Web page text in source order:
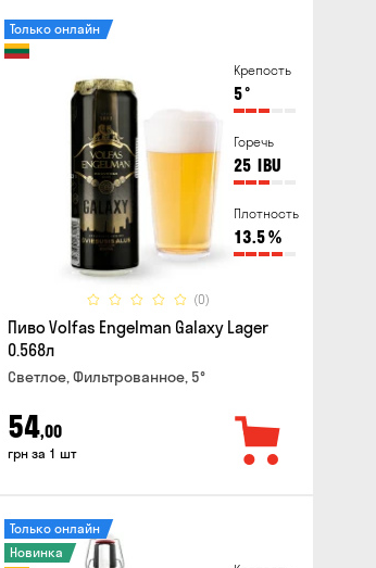
Крепость
5°
Горечь
25 IBU
Плотность
13.5%
(0)
Только онлайн
Пиво Volfas Engelman Galaxy Lager
0.568л
Светлое, Фильтрованное, 5°
54,00
грн за 1 шт
Только онлайн
Новинка